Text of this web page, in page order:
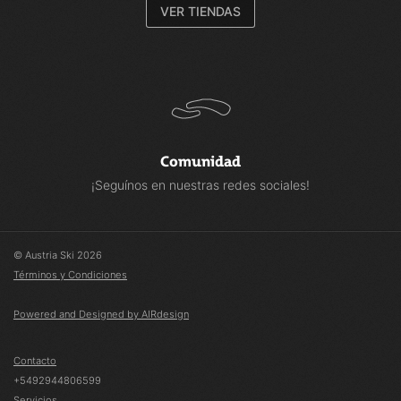
VER TIENDAS
Comunidad
¡Seguínos en nuestras redes sociales!
© Austria Ski 2026
Términos y Condiciones
Powered and Designed by AIRdesign
Contacto
+5492944806599